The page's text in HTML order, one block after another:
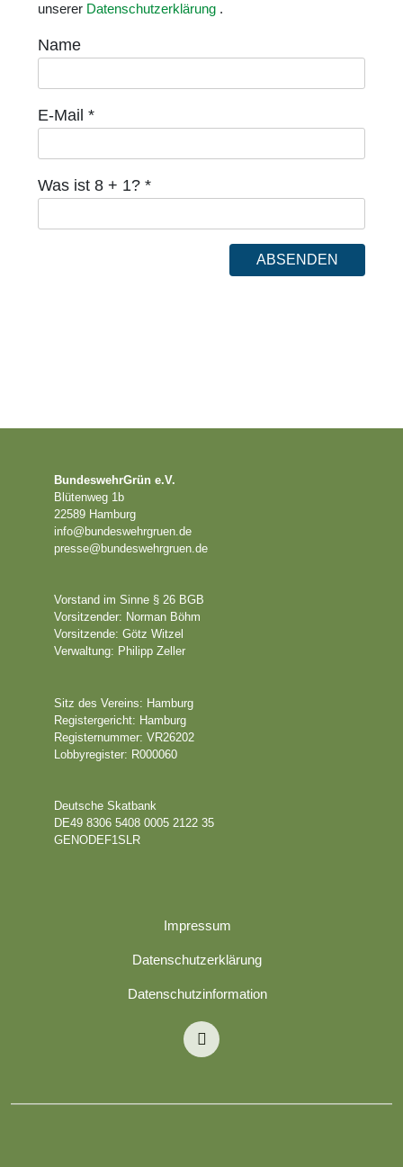
unserer Datenschutzerklärung .
Name
E-Mail *
Was ist 8 + 1? *
BundeswehrGrün e.V.
Blütenweg 1b
22589 Hamburg
info@bundeswehrgruen.de
presse@bundeswehrgruen.de
Vorstand im Sinne § 26 BGB
Vorsitzender: Norman Böhm
Vorsitzende: Götz Witzel
Verwaltung: Philipp Zeller
Sitz des Vereins: Hamburg
Registergericht: Hamburg
Registernummer: VR26202
Lobbyregister: R000060
Deutsche Skatbank
DE49 8306 5408 0005 2122 35
GENODEF1SLR
Impressum
Datenschutzerklärung
Datenschutzinformation